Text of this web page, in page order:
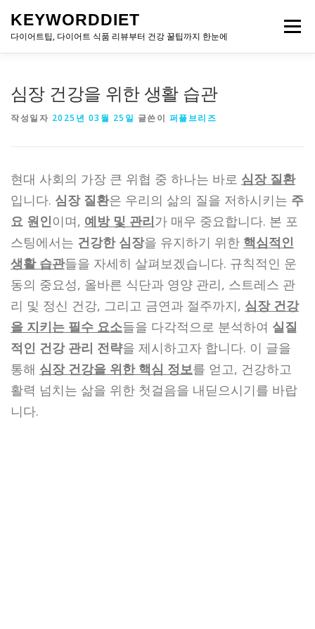
KEYWORDDIET
다이어트팁, 다이어트 식품 리뷰부터 건강 꿀팁까지 한눈에
메뉴
심장 건강을 위한 생활 습관
작성일자 2025년 03월 25일 글쓴이 퍼플브리즈
현대 사회의 가장 큰 위협 중 하나는 바로 심장 질환
입니다. 심장 질환은 우리의 삶의 질을 저하시키는 주
요 원인이며, 예방 및 관리가 매우 중요합니다. 본 포
스팅에서는 건강한 심장을 유지하기 위한 핵심적인
생활 습관들을 자세히 살펴보겠습니다. 규칙적인 운
동의 중요성, 올바른 식단과 영양 관리, 스트레스 관
리 및 정신 건강, 그리고 금연과 절주까지, 심장 건강
을 지키는 필수 요소들을 다각적으로 분석하여 실질
적인 건강 관리 전략을 제시하고자 합니다. 이 글을
통해 심장 건강을 위한 핵심 정보를 얻고, 건강하고
활력 넘치는 삶을 위한 첫걸음을 내딛으시기를 바랍
니다.